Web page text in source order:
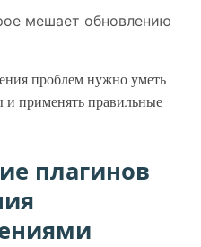
мешает обновлению
проблем нужно уметь
и применять правильные
плагинов